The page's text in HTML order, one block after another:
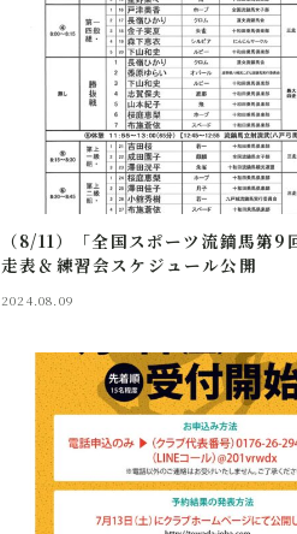
（8/11）「全国スポーツ流鏑馬第9
走表＆練習会スケジュール公開
2024.08.09